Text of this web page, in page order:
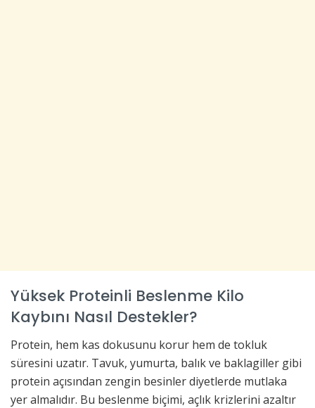
Yüksek Proteinli Beslenme Kilo
Kaybını Nasıl Destekler?
Protein, hem kas dokusunu korur hem de tokluk
süresini uzatır. Tavuk, yumurta, balık ve baklagiller gibi
protein açısından zengin besinler diyetlerde mutlaka
yer almalıdır. Bu beslenme biçimi, açlık krizlerini azaltır